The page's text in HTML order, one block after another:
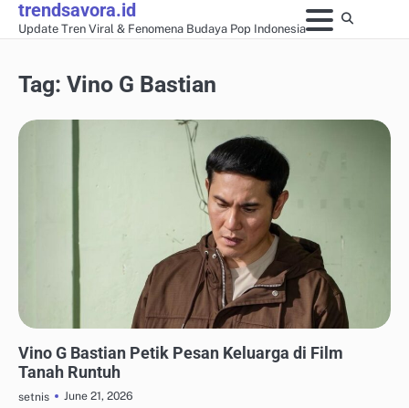
Skiptrendsavora.id
Update Tren Viral & Fenomena Budaya Pop Indonesia
Tag: Vino G Bastian
Vino G Bastian Petik Pesan Keluarga di Film
Tanah Runtuh
setnis
June 21, 2026